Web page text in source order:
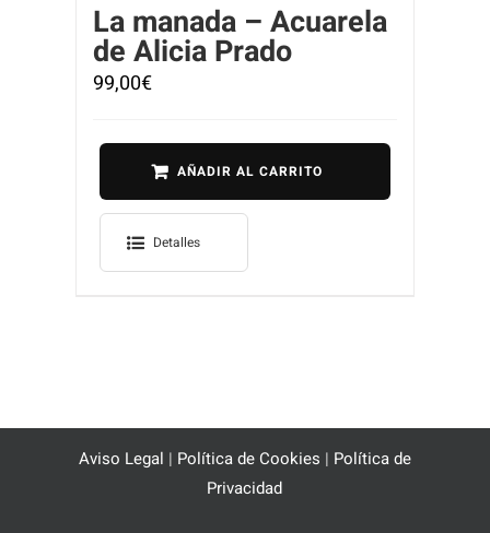
La manada – Acuarela
de Alicia Prado
99,00€
AÑADIR AL CARRITO
Detalles
Aviso Legal | Política de Cookies | Política de
Privacidad